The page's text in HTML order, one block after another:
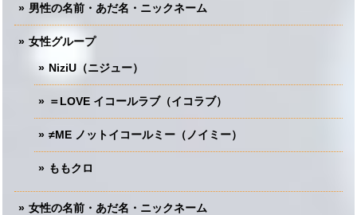
男性の名前・あだ名・ニックネーム
女性グループ
NiziU（ニジュー）
＝LOVE イコールラブ（イコラブ）
≠ME ノットイコールミー（ノイミー）
ももクロ
女性の名前・あだ名・ニックネーム